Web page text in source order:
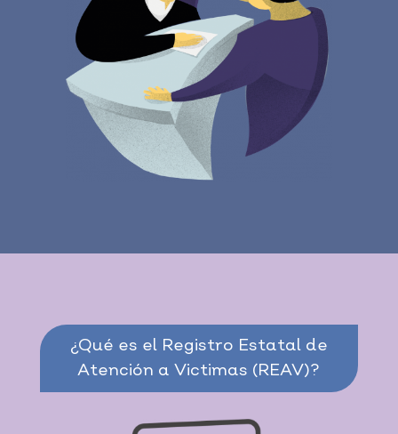
¿Qué es el Registro Estatal de
Atención a Victimas (REAV)?